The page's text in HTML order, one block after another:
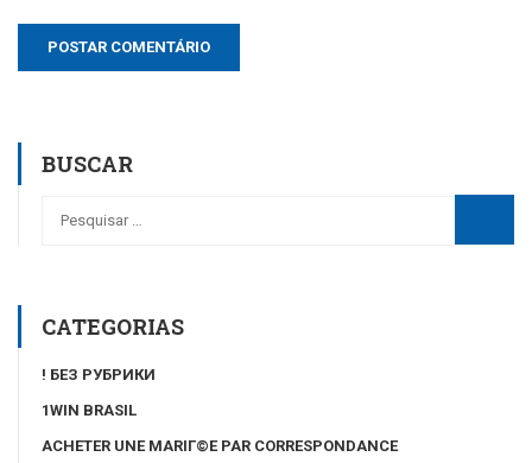
BUSCAR
CATEGORIAS
! БЕЗ РУБРИКИ
1WIN BRASIL
ACHETER UNE MARIГ©E PAR CORRESPONDANCE